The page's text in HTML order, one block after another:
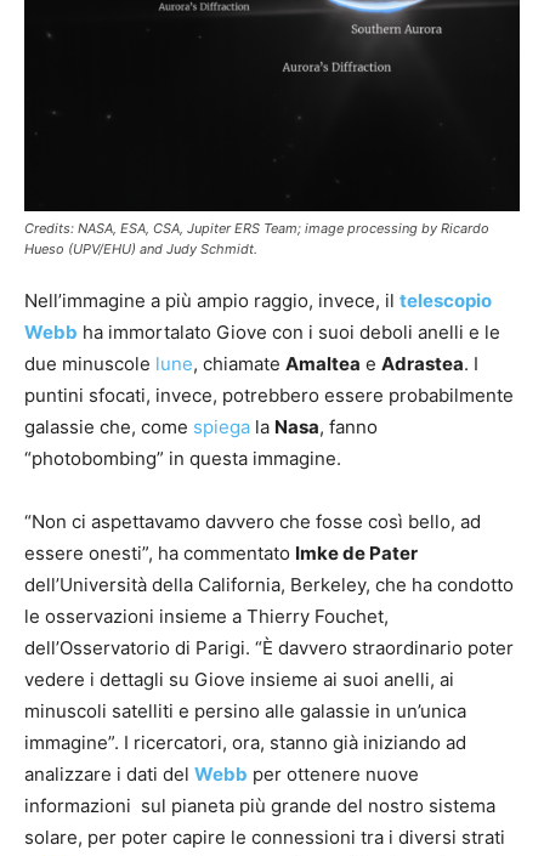
Credits: NASA, ESA, CSA, Jupiter ERS Team; image processing by Ricardo
Hueso (UPV/EHU) and Judy Schmidt.
Nell’immagine a più ampio raggio, invece, il telescopio
Webb ha immortalato Giove con i suoi deboli anelli e le
due minuscole lune, chiamate Amaltea e Adrastea. I
puntini sfocati, invece, potrebbero essere probabilmente
galassie che, come spiega la Nasa, fanno
“photobombing” in questa immagine.
“Non ci aspettavamo davvero che fosse così bello, ad
essere onesti”, ha commentato Imke de Pater
dell’Università della California, Berkeley, che ha condotto
le osservazioni insieme a Thierry Fouchet,
dell’Osservatorio di Parigi. “È davvero straordinario poter
vedere i dettagli su Giove insieme ai suoi anelli, ai
minuscoli satelliti e persino alle galassie in un’unica
immagine”. I ricercatori, ora, stanno già iniziando ad
analizzare i dati del Webb per ottenere nuove
informazioni sul pianeta più grande del nostro sistema
solare, per poter capire le connessioni tra i diversi strati